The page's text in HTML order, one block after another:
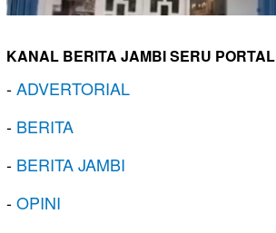
KANAL BERITA JAMBI SERU PORTAL
-ADVERTORIAL
- BERITA
- BERITA JAMBI
-OPINI